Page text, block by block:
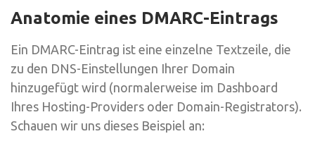
Anatomie eines DMARC-Eintrags
Ein DMARC-Eintrag ist eine einzelne Textzeile, die
zu den DNS-Einstellungen Ihrer Domain
hinzugefügt wird (normalerweise im Dashboard
Ihres Hosting-Providers oder Domain-Registrators).
Schauen wir uns dieses Beispiel an: